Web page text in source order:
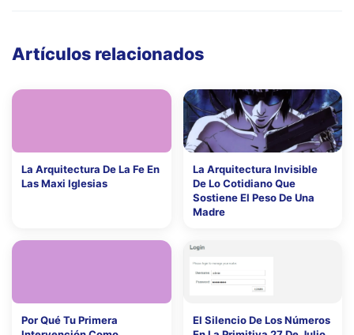
Artículos relacionados
La Arquitectura De La Fe En
Las Maxi Iglesias
La Arquitectura Invisible
De Lo Cotidiano Que
Sostiene El Peso De Una
Madre
Por Qué Tu Primera
El Silencio De Los Números